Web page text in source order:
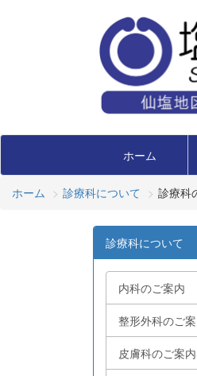
ホーム
ホーム 診療科について 診療科
診療科について
内科のご案内
整形外科のご
皮膚科のご案内